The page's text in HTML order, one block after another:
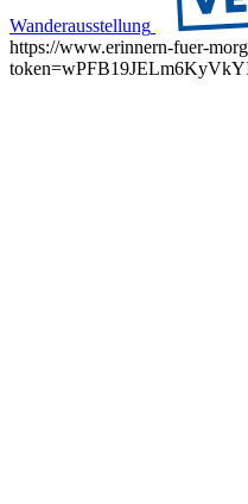
Wanderausstellung
https://www.erinnern-fuer-